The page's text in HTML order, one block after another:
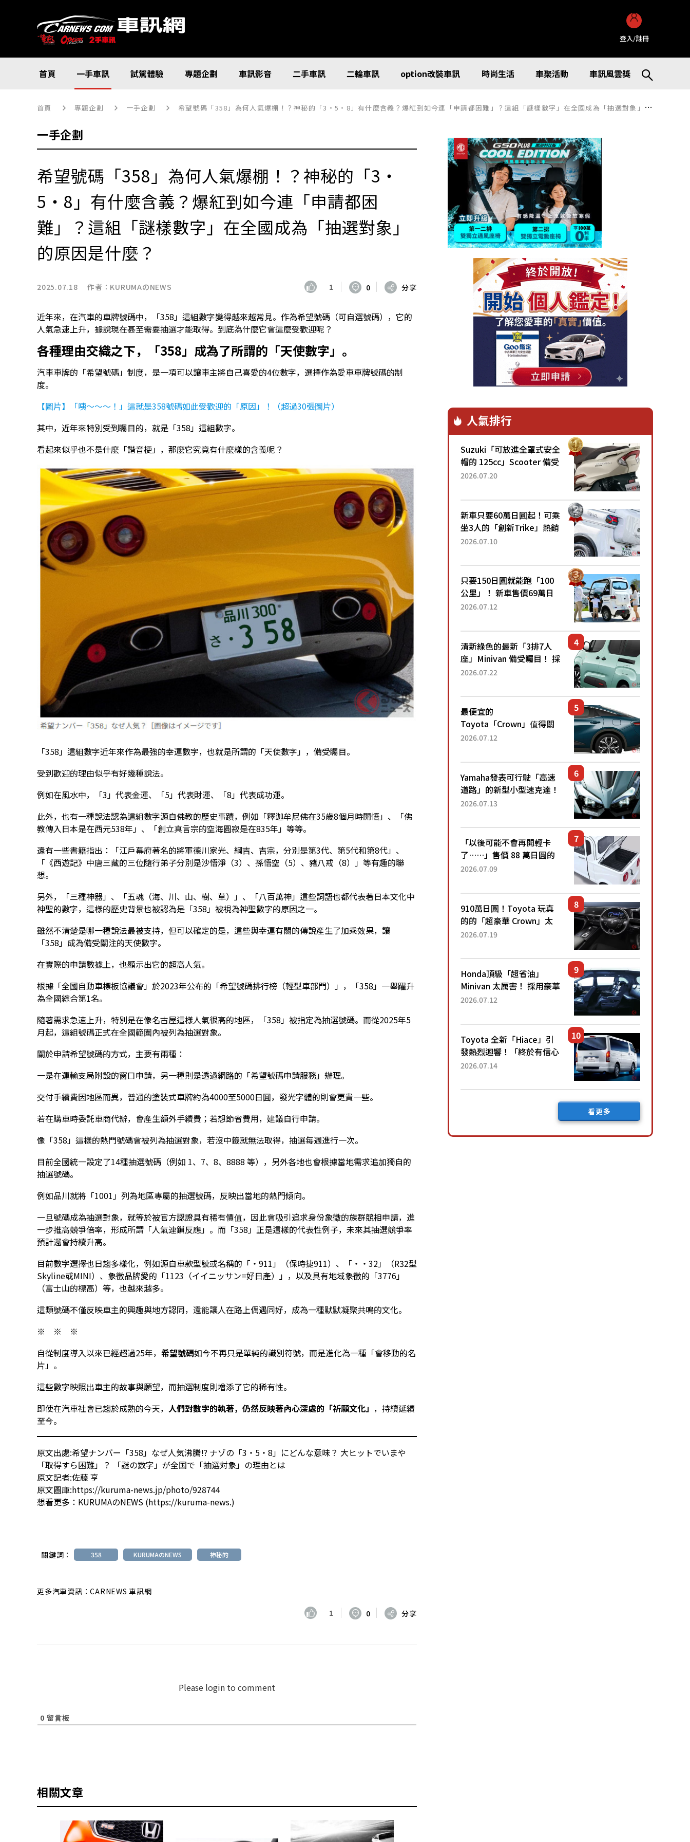
登入/註冊
首頁 一手車訊 試駕體驗 專題企劃 車訊影音 二手車訊 二輪車訊 option改裝車訊 時尚生活 車聚活動 車訊風雲獎
首頁 專題企劃 一手企劃 希望號碼「358」為何人氣爆棚！？神秘的「3・5・8」有什麼含義？爆紅到如今連「申請都困難」？這組「謎樣數字」在全國成為「抽選對象」的原因是什麼？
一手企劃
希望號碼「358」為何人氣爆棚！？神秘的「3・
5・8」有什麼含義？爆紅到如今連「申請都困
難」？這組「謎樣數字」在全國成為「抽選對象」
的原因是什麼？
2025.07.18 作者： KURUMAのNEWS 1 0 分享
近年來，在汽車的車牌號碼中，「358」這組數字變得越來越常見。作為希望號碼（可自選號碼），它的
人氣急速上升，據說現在甚至需要抽選才能取得。到底為什麼它會這麼受歡迎呢？
各種理由交織之下，「358」成為了所謂的「天使數字」。
汽車車牌的「希望號碼」制度，是一項可以讓車主將自己喜愛的4位數字，選擇作為愛車車牌號碼的制
度。
【圖片】「咦～～～！」這就是358號碼如此受歡迎的「原因」！（超過30張圖片）
其中，近年來特別受到矚目的，就是「358」這組數字。
看起來似乎也不是什麼「諧音梗」，那麼它究竟有什麼樣的含義呢？
「358」這組數字近年來作為最強的幸運數字，也就是所謂的「天使數字」，備受矚目。
受到歡迎的理由似乎有好幾種說法。
例如在風水中，「3」代表金運、「5」代表財運、「8」代表成功運。
此外，也有一種說法認為這組數字源自佛教的歷史事蹟，例如「釋迦牟尼佛在35歲8個月時開悟」、「佛
教傳入日本是在西元538年」、「創立真言宗的空海圓寂是在835年」等等。
還有一些書籍指出：「江戶幕府著名的將軍德川家光、綱吉、吉宗，分別是第3代、第5代和第8代」、
「《西遊記》中唐三藏的三位隨行弟子分別是沙悟淨（3）、孫悟空（5）、豬八戒（8）」等有趣的聯
想。
另外，「三種神器」、「五魂（海、川、山、樹、草）」、「八百萬神」這些詞語也都代表著日本文化中
神聖的數字，這樣的歷史背景也被認為是「358」被視為神聖數字的原因之一。
雖然不清楚是哪一種說法最被支持，但可以確定的是，這些與幸運有關的傳說產生了加乘效果，讓
「358」成為備受關注的天使數字。
在實際的申請數據上，也顯示出它的超高人氣。
根據「全國自動車標板協議會」於2023年公布的「希望號碼排行榜（輕型車部門）」，「358」一舉躍升
為全國綜合第1名。
隨著需求急速上升，特別是在像名古屋這樣人氣很高的地區，「358」被指定為抽選號碼。而從2025年5
月起，這組號碼正式在全國範圍內被列為抽選對象。
關於申請希望號碼的方式，主要有兩種：
一是在運輸支局附設的窗口申請，另一種則是透過網路的「希望號碼申請服務」辦理。
交付手續費因地區而異，普通的塗裝式車牌約為4000至5000日圓，發光字體的則會更貴一些。
若在購車時委託車商代辦，會產生額外手續費；若想節省費用，建議自行申請。
像「358」這樣的熱門號碼會被列為抽選對象，若沒中籤就無法取得，抽選每週進行一次。
目前全國統一設定了14種抽選號碼（例如 1、7、8、8888 等），另外各地也會根據當地需求追加獨自的
抽選號碼。
例如品川就將「1001」列為地區專屬的抽選號碼，反映出當地的熱門傾向。
一旦號碼成為抽選對象，就等於被官方認證具有稀有價值，因此會吸引追求身份象徵的族群競相申請，進
一步推高競爭倍率，形成所謂「人氣連鎖反應」。而「358」正是這樣的代表性例子，未來其抽選競爭率
預計還會持續升高。
目前數字選擇也日趨多樣化，例如源自車款型號或名稱的「・911」（保時捷911）、「・・32」（R32型
Skyline或MINI）、象徵品牌愛的「1123（イイニッサン=好日產）」，以及具有地域象徵的「3776」
（富士山的標高）等，也越來越多。
這類號碼不僅反映車主的興趣與地方認同，還能讓人在路上偶遇同好，成為一種默默凝聚共鳴的文化。
※ ※ ※
自從制度導入以來已經超過25年， 希望號碼如今不再只是單純的識別符號，而是進化為一種「會移動的名
片」。
這些數字映照出車主的故事與願望，而抽選制度則增添了它的稀有性。
即使在汽車社會已趨於成熟的今天， 人們對數字的執著，仍然反映著內心深處的「祈願文化」 ，持續延續
至今。
原文出處:希望ナンバー「358」なぜ人気沸騰!? ナゾの「3・5・8」にどんな意味？ 大ヒットでいまや
「取得すら困難」？ 「謎の数字」が全国で「抽選対象」の理由とは
原文記者:佐藤 亨
原文圖庫:https://kuruma-news.jp/photo/928744
想看更多： KURUMAのNEWS (https://kuruma-news.)
關鍵詞： 358 KURUMAのNEWS 神秘的
更多汽車資訊：CARNEWS 車訊網
1 0 分享
Please login to comment
0 留言板
相關文章
人氣排行
Suzuki「可放進全罩式安全
帽的 125cc」Scooter 備受
矚目！採用全新流線設計與
已陸續開始出口的新款
「B...
2026.07.20
新車只要60萬日圓起！可乘
坐3人的「創新Trike」熱銷
大賣成為人氣車款！「養車
日圓就能跑100公里」「小
朋友坐得...
2026.07.10
只要150日圓就能跑「100
公里」！ 新車售價69萬日
圓的「3人座」Trike大受歡
為何能迅速熱賣？
2026.07.12
清新綠色的最新「3排7人
座」Minivan 備受矚目！ 採
用全長4.7公尺剛剛好的車
還推出467萬元日圓起的5
人座版...
2026.07.22
最便宜的
Toyota「Crown」值得關
注！ 搭載4WD、每公升
眼！ 配備豐富、超越售價
水準，堪稱高CP值代表的
「...
2026.07.12
Yamaha發表可行駛「高速
道路」的新型小型速克達！
搭載能享受超強勁「渦輪
高階「Super Sport」車款
相同的...
2026.07.13
「以後可能不會再開輕卡
了……」售價 88 萬日圓的
「超迷你輕型貨車」引發兩
100 公里！」「免驗車真的
太棒了！...
2026.07.09
910萬日圓！Toyota 玩真
的的「超豪華 Crown」太
厲害了！採用由「匠人技
運動化「底盤設定」！還配
備專屬豪華...
2026.07.19
Honda頂級「超省油」
Minivan 太厲害！ 採用豪華
「真皮座椅」與專屬「黑色
公里，兼具優異節能表現與
舒適「三...
2026.07.12
Toyota 全新「Hiace」引
發熱烈迴響！「終於有信心
下訂了！」「哪個等級交車
後竟然還要等「超過半年」
2026.07.14
看更多